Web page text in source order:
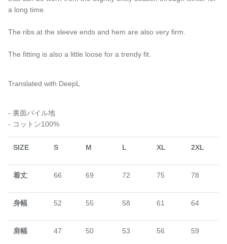
a long time.
The ribs at the sleeve ends and hem are also very firm.
The fitting is also a little loose for a trendy fit.
Translated with DeepL
- 裏面パイル地
- コットン100%
SIZE S M L XL 2XL
着丈 66 69 72 75 78
身幅 52 55 58 61 64
肩幅 47 50 53 56 59